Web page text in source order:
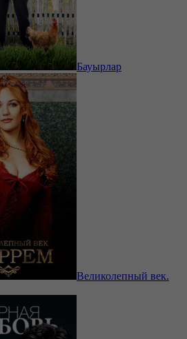
Бауырлар
Великолепный век.